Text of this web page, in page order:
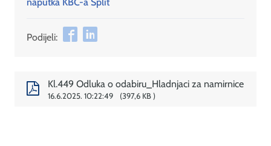
naputka KBC-a Split
Podijeli:
Kl.449 Odluka o odabiru_Hladnjaci za namirnice
16.6.2025. 10:22:49 397,6 KB